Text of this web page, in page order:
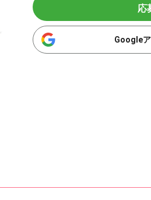
応
Google